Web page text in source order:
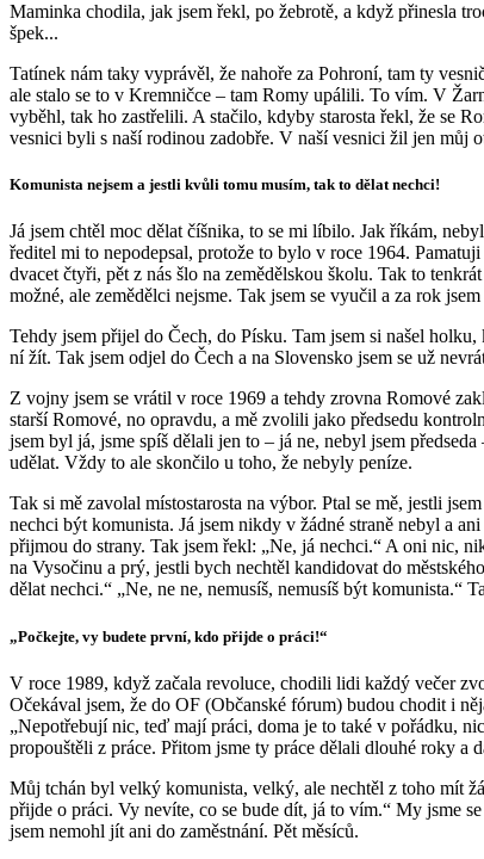
Maminka chodila, jak jsem řekl, po žebrotě, a když přinesla
špek...
Tatínek nám taky vyprávěl, že nahoře za Pohroní, tam ty
ale stalo se to v Kremničce – tam Romy upálili. To vím. V
vyběhl, tak ho zastřelili. A stačilo, kdyby starosta řekl, že se
vesnici byli s naší rodinou zadobře. V naší vesnici žil jen můj
Komunista nejsem a jestli kvůli tomu musím, tak to dělat nechci!
Já jsem chtěl moc dělat číšnika, to se mi líbilo. Jak říkám,
ředitel mi to nepodepsal, protože to bylo v roce 1964.
dvacet čtyři, pět z nás šlo na zemědělskou školu. Tak to
možné, ale zemědělci nejsme. Tak jsem se vyučil a za rok
Tehdy jsem přijel do Čech, do Písku. Tam jsem si našel
ní žít. Tak jsem odjel do Čech a na Slovensko jsem se už
Z vojny jsem se vrátil v roce 1969 a tehdy zrovna Romové
starší Romové, no opravdu, a mě zvolili jako předsedu
jsem byl já, jsme spíš dělali jen to – já ne, nebyl jsem
udělat. Vždy to ale skončilo u toho, že nebyly peníze.
Tak si mě zavolal místostarosta na výbor. Ptal se mě, jestli
nechci být komunista. Já jsem nikdy v žádné straně nebyl a
přijmou do strany. Tak jsem řekl: „Ne, já nechci.“ A oni nic,
na Vysočinu a prý, jestli bych nechtěl kandidovat do
dělat nechci.“ „Ne, ne ne, nemusíš, nemusíš být
„Počkejte, vy budete první, kdo přijde o práci!“
V roce 1989, když začala revoluce, chodili lidi každý večer
Očekával jsem, že do OF (Občanské fórum) budou chodit i
„Nepotřebují nic, teď mají práci, doma je to také v pořádku,
propouštěli z práce. Přitom jsme ty práce dělali dlouhé roky a
Můj tchán byl velký komunista, velký, ale nechtěl z toho mít
přijde o práci. Vy nevíte, co se bude dít, já to vím.“ My jsme
jsem nemohl jít ani do zaměstnání. Pět měsíců.